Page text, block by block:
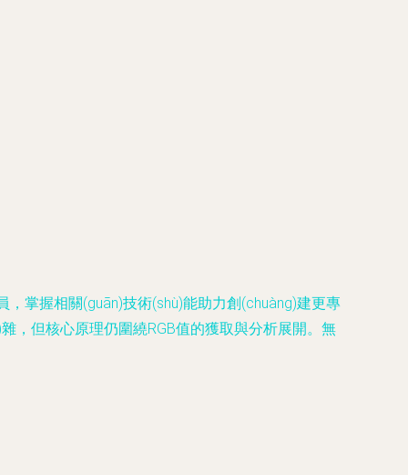
掌握相關(guān)技術(shù)能助力創(chuàng)建更專
，但核心原理仍圍繞RGB值的獲取與分析展開。無